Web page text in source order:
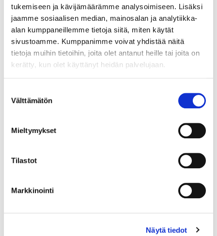
tukemiseen ja kävijämäärämme analysoimiseen. Lisäksi
jaamme sosiaalisen median, mainosalan ja analytiikka-
alan kumppaneillemme tietoja siitä, miten käytät
sivustoamme. Kumppanimme voivat yhdistää näitä
tietoja muihin tietoihin, joita olet antanut heille tai joita on
kerätty, kun olet käyttänyt heidän palvelujaan.
valinta
Välttämätön
Mieltymykset
Tilastot
Markkinointi
Näytä tiedot
17.8.2026 19:09:30